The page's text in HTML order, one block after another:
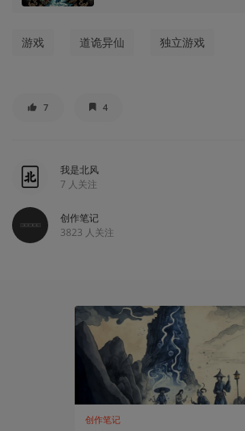
游戏 道诡异仙 独立游戏
7 4
我是北风
7 人关注
创作笔记
3823 人关注
创作笔记